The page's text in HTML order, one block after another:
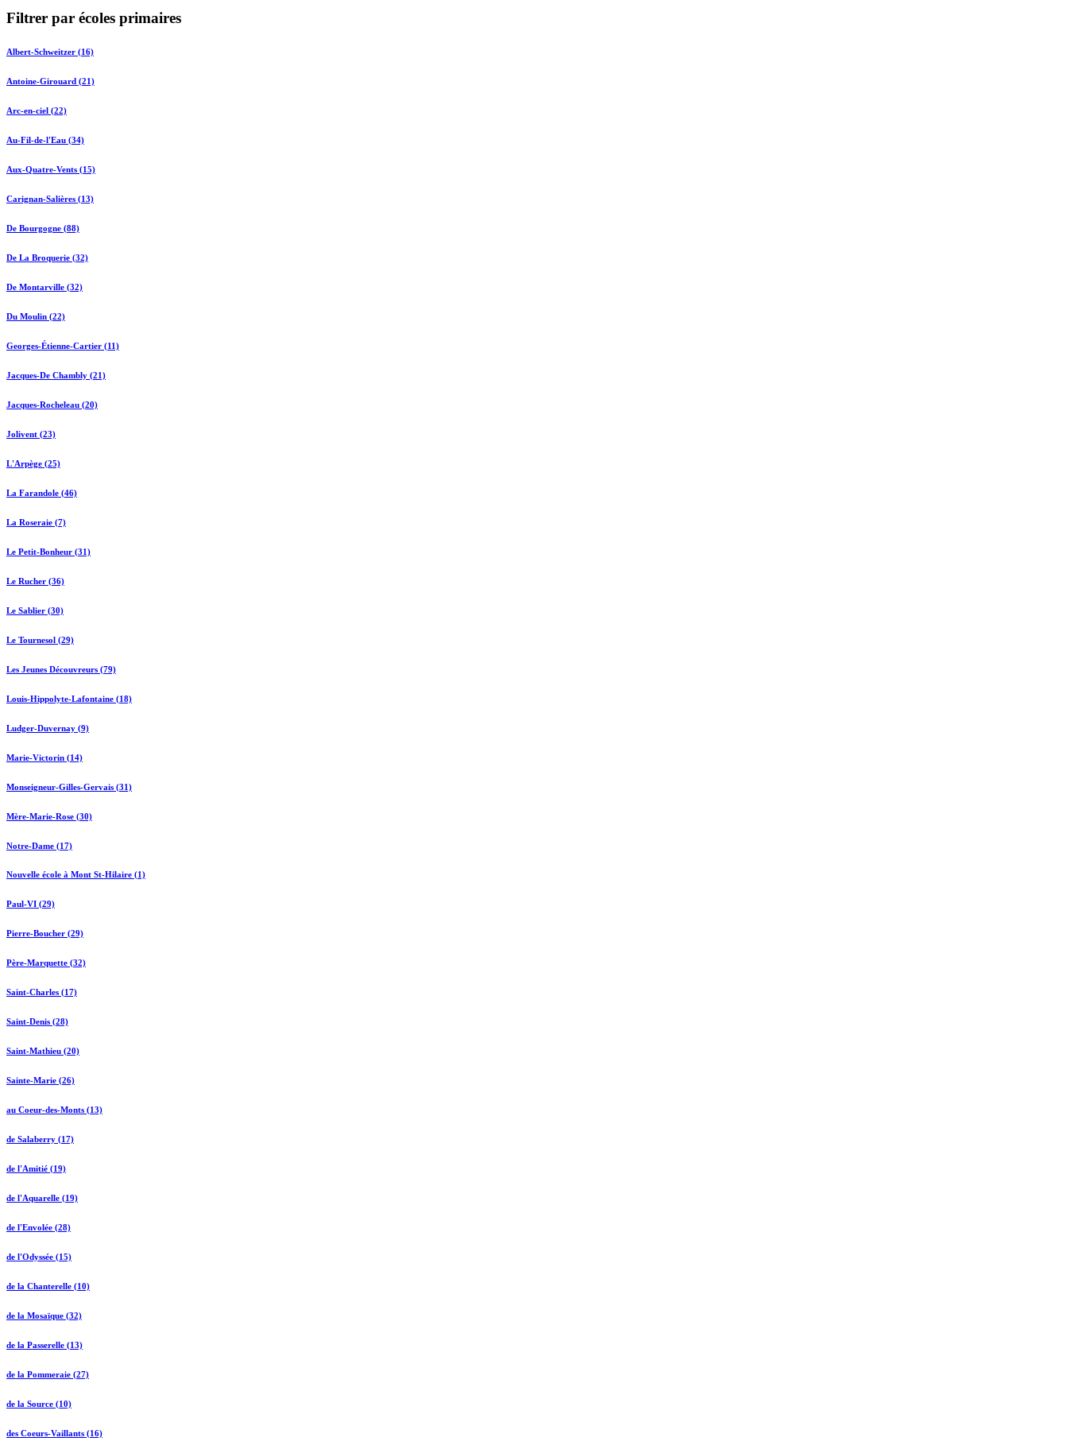
Filtrer par écoles primaires
Albert-Schweitzer (16)
Antoine-Girouard (21)
Arc-en-ciel (22)
Au-Fil-de-l'Eau (34)
Aux-Quatre-Vents (15)
Carignan-Salières (13)
De Bourgogne (88)
De La Broquerie (32)
De Montarville (32)
Du Moulin (22)
Georges-Étienne-Cartier (11)
Jacques-De Chambly (21)
Jacques-Rocheleau (20)
Jolivent (23)
L'Arpège (25)
La Farandole (46)
La Roseraie (7)
Le Petit-Bonheur (31)
Le Rucher (36)
Le Sablier (30)
Le Tournesol (29)
Les Jeunes Découvreurs (79)
Louis-Hippolyte-Lafontaine (18)
Ludger-Duvernay (9)
Marie-Victorin (14)
Monseigneur-Gilles-Gervais (31)
Mère-Marie-Rose (30)
Notre-Dame (17)
Nouvelle école à Mont St-Hilaire (1)
Paul-VI (29)
Pierre-Boucher (29)
Père-Marquette (32)
Saint-Charles (17)
Saint-Denis (28)
Saint-Mathieu (20)
Sainte-Marie (26)
au Coeur-des-Monts (13)
de Salaberry (17)
de l'Amitié (19)
de l'Aquarelle (19)
de l'Envolée (28)
de l'Odyssée (15)
de la Chanterelle (10)
de la Mosaïque (32)
de la Passerelle (13)
de la Pommeraie (27)
de la Source (10)
des Coeurs-Vaillants (16)